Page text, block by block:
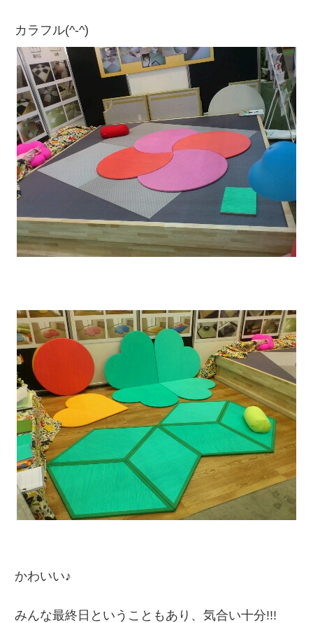
カラフル(^-^)
かわいい♪
みんな最終日ということもあり、気合い十分!!!